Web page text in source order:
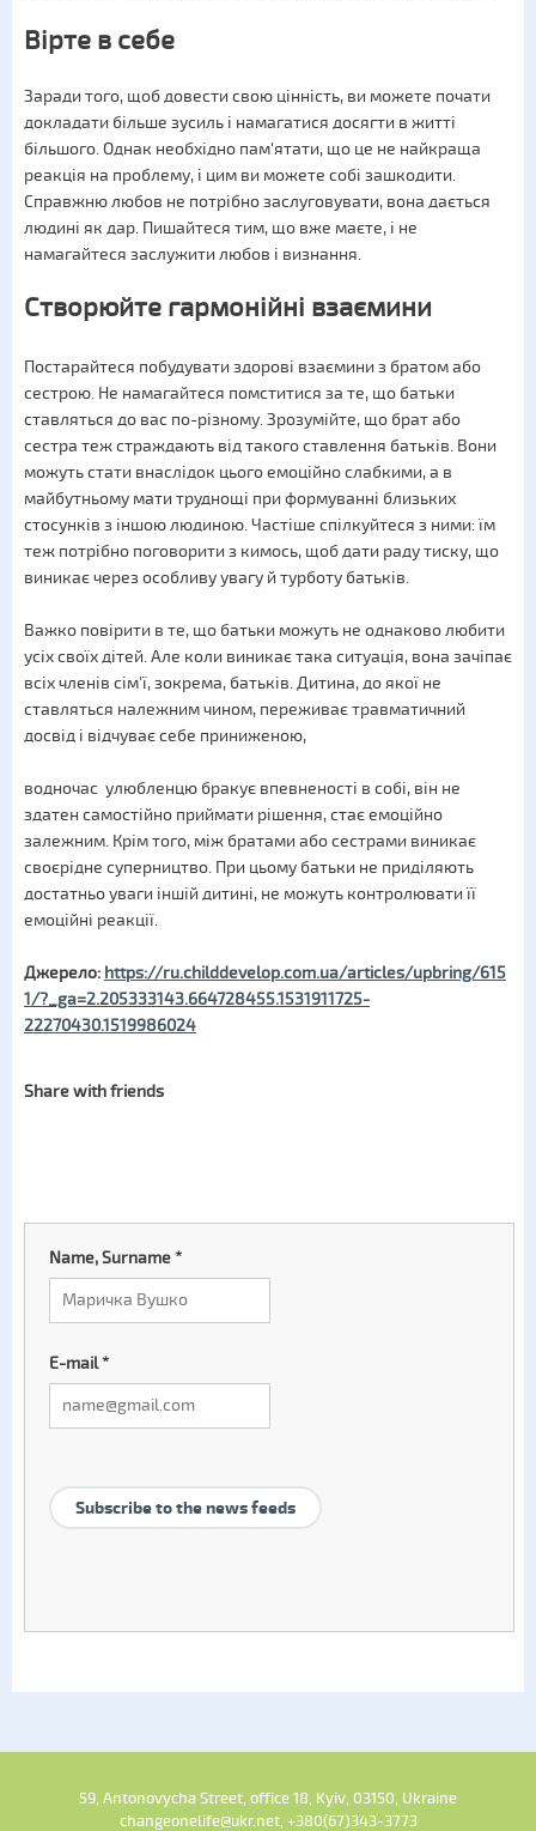
Вірте в себе
Заради того, щоб довести свою цінність, ви можете почати
докладати більше зусиль і намагатися досягти в житті
більшого. Однак необхідно пам'ятати, що це не найкраща
реакція на проблему, і цим ви можете собі зашкодити.
Справжню любов не потрібно заслуговувати, вона дається
людині як дар. Пишайтеся тим, що вже маєте, і не
намагайтеся заслужити любов і визнання.
Створюйте гармонійні взаємини
Постарайтеся побудувати здорові взаємини з братом або
сестрою. Не намагайтеся помститися за те, що батьки
ставляться до вас по-різному. Зрозумійте, що брат або
сестра теж страждають від такого ставлення батьків. Вони
можуть стати внаслідок цього емоційно слабкими, а в
майбутньому мати труднощі при формуванні близьких
стосунків з іншою людиною. Частіше спілкуйтеся з ними: їм
теж потрібно поговорити з кимось, щоб дати раду тиску, що
виникає через особливу увагу й турботу батьків.
Важко повірити в те, що батьки можуть не однаково любити
усіх своїх дітей. Але коли виникає така ситуація, вона зачіпає
всіх членів сім'ї, зокрема, батьків. Дитина, до якої не
ставляться належним чином, переживає травматичний
досвід і відчуває себе приниженою,
водночас улюбленцю бракує впевненості в собі, він не
здатен самостійно приймати рішення, стає емоційно
залежним. Крім того, між братами або сестрами виникає
своєрідне суперництво. При цьому батьки не приділяють
достатньо уваги іншій дитині, не можуть контролювати її
емоційні реакції.
Джерело: https://ru.childdevelop.com.ua/articles/upbring/615
1/?_ga=2.205333143.664728455.1531911725-
22270430.1519986024
Share with friends
Name, Surname*
E-mail*
Subscribe to the news feeds
59, Antonovycha Street, office 18, Kyiv, 03150, Ukraine
changeonelife@ukr.net, +380(67)343-3773